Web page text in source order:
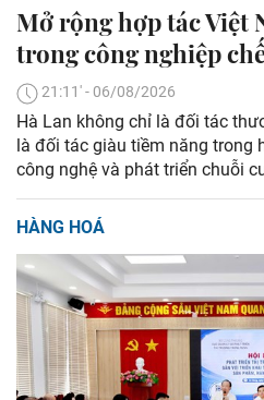
Mở rộng hợp tác Việt
trong công nghiệp
21:11' - 06/08/2026
Hà Lan không chỉ là đối tác
là đối tác giàu tiềm năng trong
công nghệ và phát triển chuỗi
HÀNG HOÁ